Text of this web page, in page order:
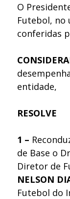
O
Futebol, no
conferidas
entidade,
RESOLVE
1 –
de Base o
Diretor de
NELSON
Futebol do